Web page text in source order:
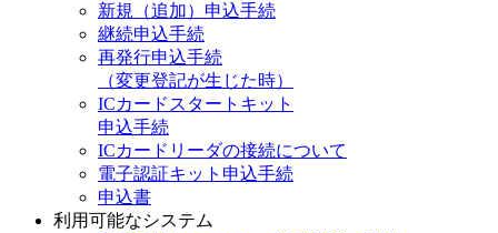
新規（追加）申込手続
継続申込手続
再発行申込手続
（変更登記が生じた時）
ICカードスタートキット
申込手続
ICカードリーダの接続について
電子認証キット申込手続
申込書
利用可能なシステム